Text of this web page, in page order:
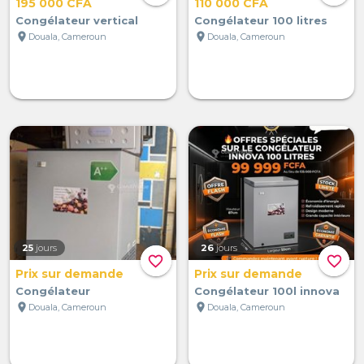
Congélateur vertical
location_on Douala, Cameroun
Congélateur 100 litres
location_on Douala, Cameroun
favorite_border
25 jours
Prix sur demande
Congélateur
location_on Douala, Cameroun
favorite_border
26 jours
Prix sur demande
Congélateur 100l innova
location_on Douala, Cameroun